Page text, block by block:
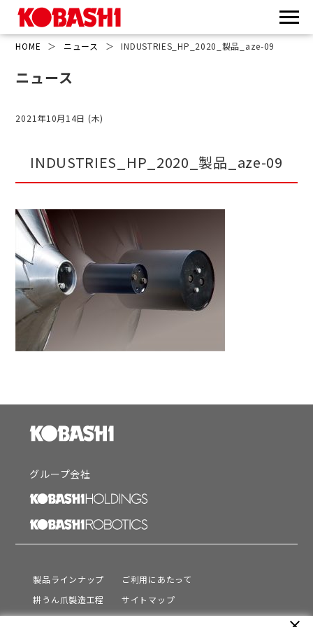
HOME ＞ ニュース ＞ INDUSTRIES_HP_2020_製品_aze-09
ニュース
2021年10月14日 (木)
INDUSTRIES_HP_2020_製品_aze-09
グループ会社
製品ラインナップ
耕うん爪製造工程
サポート
ご利用にあたって
サイトマップ
プライバシーポリシー